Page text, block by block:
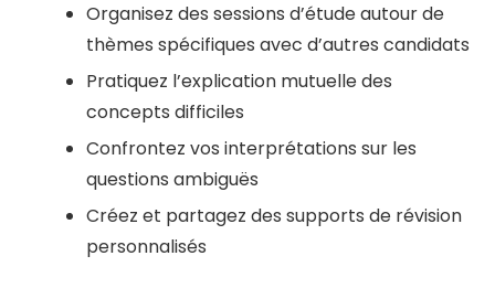
Organisez des sessions d’étude autour de
thèmes spécifiques avec d’autres candidats
Pratiquez l’explication mutuelle des
concepts difficiles
Confrontez vos interprétations sur les
questions ambiguës
Créez et partagez des supports de révision
personnalisés